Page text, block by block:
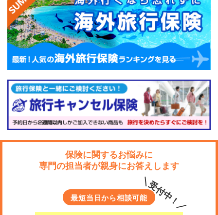
保険に関するお悩みに
専門の担当者が親身にお答えします
最短当日から相談可能＼受付中！／